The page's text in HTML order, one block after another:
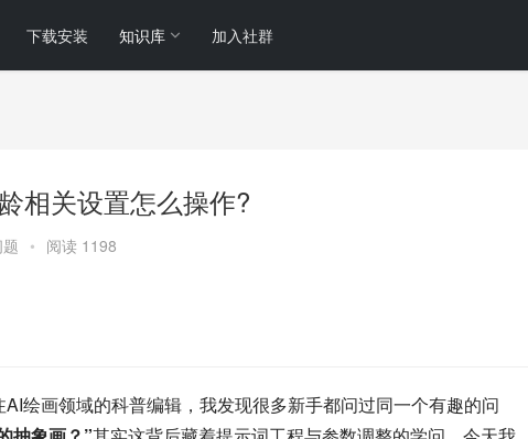
下载安装 知识库 加入社群
相关设置怎么操作?
• 阅读 1198
绘画领域的科普编辑，我发现很多新手都问过同一个有趣的问